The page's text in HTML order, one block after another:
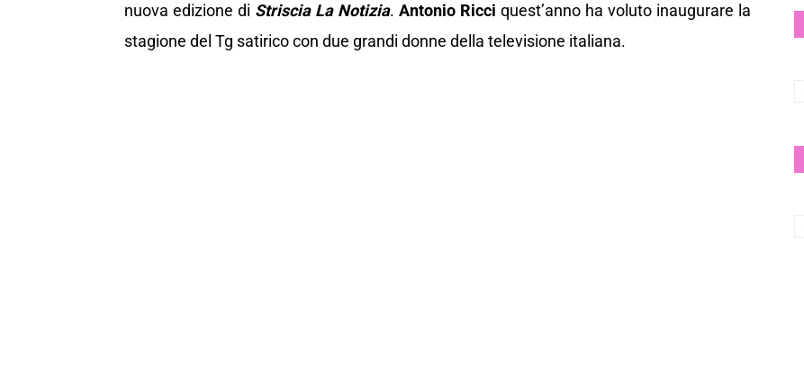
nuova edizione di Striscia La Notizia. Antonio Ricci quest’anno ha voluto inaugurare la
stagione del Tg satirico con due grandi donne della televisione italiana.